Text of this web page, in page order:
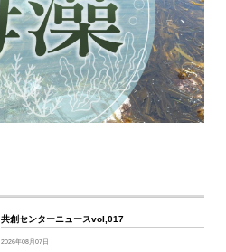
共創センターニュースvol,017
2026年08月07日